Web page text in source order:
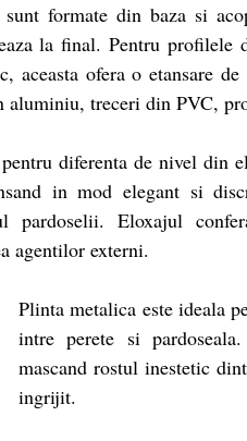
formate din baza si
la final. Pentru
aceasta ofera o etansare
aluminiu, treceri din PVC,
diferenta de nivel din
in mod elegant si
pardoselii. Eloxajul
agentilor externi.
Plinta metalica este ideala
intre perete si
mascand rostul inestetic
ingrijit.